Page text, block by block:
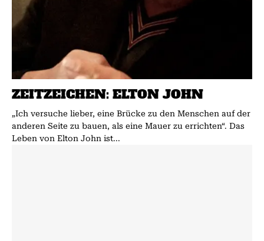
ZEITZEICHEN: ELTON JOHN
„Ich versuche lieber, eine Brücke zu den Menschen auf der
anderen Seite zu bauen, als eine Mauer zu errichten“. Das
Leben von Elton John ist...